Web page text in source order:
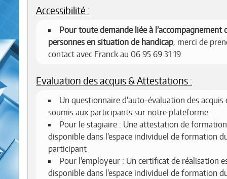
Accessibilité :
Pour toute demande liée à l’accompagnement
personnes en situation de handicap, merci de
contact avec Franck au 06 95 69 31 19
Evaluation des acquis & Attestations :
Un questionnaire d'auto-évaluation des acquis
soumis aux participants sur notre plateforme
Pour le stagiaire : Une attestation de
disponible dans l’espace individuel de formation
participant
Pour l’employeur : Un certificat de réalisation
disponible dans l’espace individuel de formation